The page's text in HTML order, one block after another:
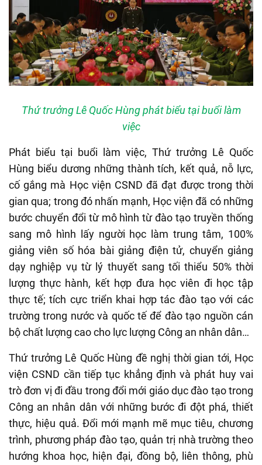
Thứ trưởng Lê Quốc Hùng phát biểu tại buổi làm
việc
Phát biểu tại buổi làm việc, Thứ trưởng Lê Quốc
Hùng biểu dương những thành tích, kết quả, nỗ lực,
cố gắng mà Học viện CSND đã đạt được trong thời
gian qua; trong đó nhấn mạnh, Học viện đã có những
bước chuyển đổi từ mô hình từ đào tạo truyền thống
sang mô hình lấy người học làm trung tâm, 100%
giảng viên số hóa bài giảng điện tử, chuyển giảng
dạy nghiệp vụ từ lý thuyết sang tối thiểu 50% thời
lượng thực hành, kết hợp đưa học viên đi học tập
thực tế; tích cực triển khai hợp tác đào tạo với các
trường trong nước và quốc tế để đào tạo nguồn cán
bộ chất lượng cao cho lực lượng Công an nhân dân…
Thứ trưởng Lê Quốc Hùng đề nghị thời gian tới, Học
viện CSND cần tiếp tục khẳng định và phát huy vai
trò đơn vị đi đầu trong đổi mới giáo dục đào tạo trong
Công an nhân dân với những bước đi đột phá, thiết
thực, hiệu quả. Đổi mới mạnh mẽ mục tiêu, chương
trình, phương pháp đào tạo, quản trị nhà trường theo
hướng khoa học, hiện đại, đồng bộ, liên thông, phù